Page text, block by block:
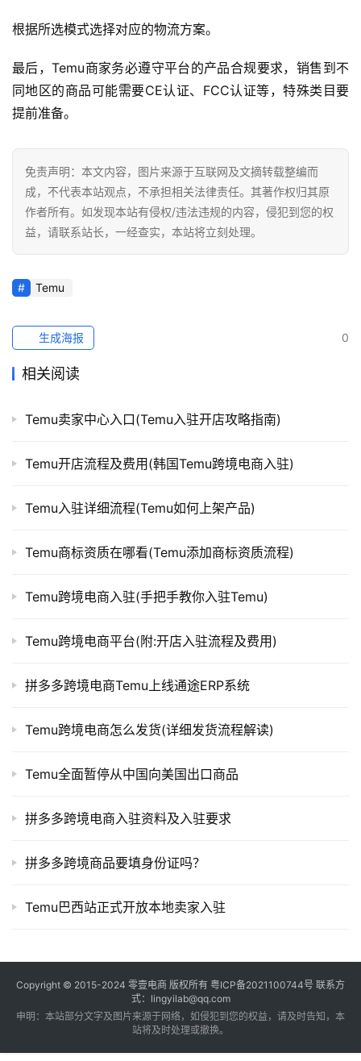
根据所选模式选择对应的物流方案。
最后，Temu商家务必遵守平台的产品合规要求，销售到不
同地区的商品可能需要CE认证、FCC认证等，特殊类目要
提前准备。
免责声明：本文内容，图片来源于互联网及文摘转载整编而
成，不代表本站观点，不承担相关法律责任。其著作权归其原
作者所有。如发现本站有侵权/违法违规的内容，侵犯到您的权
益，请联系站长，一经查实，本站将立刻处理。
Temu
0
生成海报
相关阅读
Temu卖家中心入口(Temu入驻开店攻略指南)
Temu开店流程及费用(韩国Temu跨境电商入驻)
Temu入驻详细流程(Temu如何上架产品)
Temu商标资质在哪看(Temu添加商标资质流程)
Temu跨境电商入驻(手把手教你入驻Temu)
Temu跨境电商平台(附:开店入驻流程及费用)
拼多多跨境电商Temu上线通途ERP系统
Temu跨境电商怎么发货(详细发货流程解读)
Temu全面暂停从中国向美国出口商品
拼多多跨境电商入驻资料及入驻要求
拼多多跨境商品要填身份证吗？
Temu巴西站正式开放本地卖家入驻
Copyright © 2015-2024 零壹电商 版权所有 粤ICP备2021100744号 联系方
式：lingyilab@qq.com
申明：本站部分文字及图片来源于网络，如侵犯到您的权益，请及时告知，本
站将及时处理或撤换。